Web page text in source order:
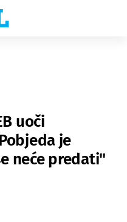
uoči
je
neće predati"